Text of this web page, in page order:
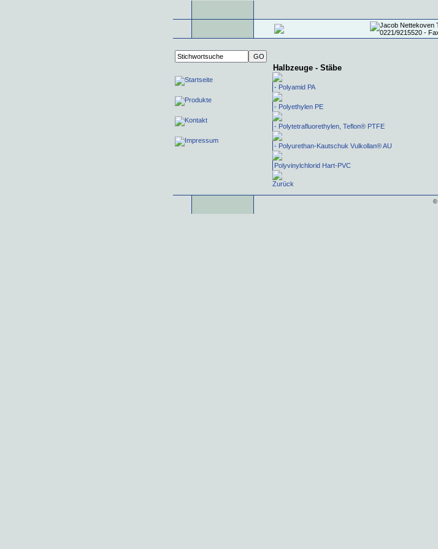
Halbzeuge - Stäbe
- Polyamid PA
- Polyethylen PE
- Polytetrafluorethylen, Teflon® PTFE
- Polyurethan-Kautschuk Vulkollan® AU
Polyvinylchlorid Hart-PVC
Zurück
©